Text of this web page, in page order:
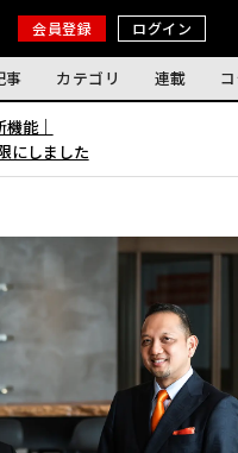
会員登録 ログイン
事 カテゴリ 連載
能｜
にしました